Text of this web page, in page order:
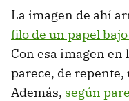
La imagen de ahí
filo de un papel
Con esa imagen en
parece, de
Además, según